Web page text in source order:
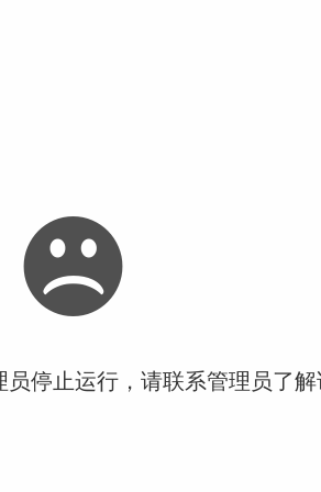
停止运行，请联系管理员了